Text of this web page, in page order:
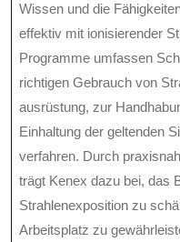
Wissen und die
effektiv mit ionisierender
Programme umfassen
richtigen Gebrauch von
ausrüstung, zur
Einhaltung der geltenden
verfahren. Durch
trägt Kenex dazu bei, das
Strahlenexposition zu
Arbeitsplatz zu